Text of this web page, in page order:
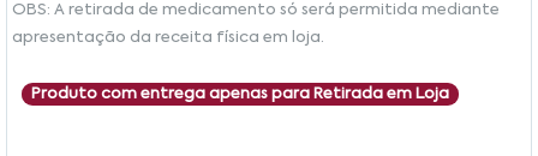
OBS: A retirada de medicamento só será permitida mediante
apresentação da receita física em loja.
Produto com entrega apenas para Retirada em Loja